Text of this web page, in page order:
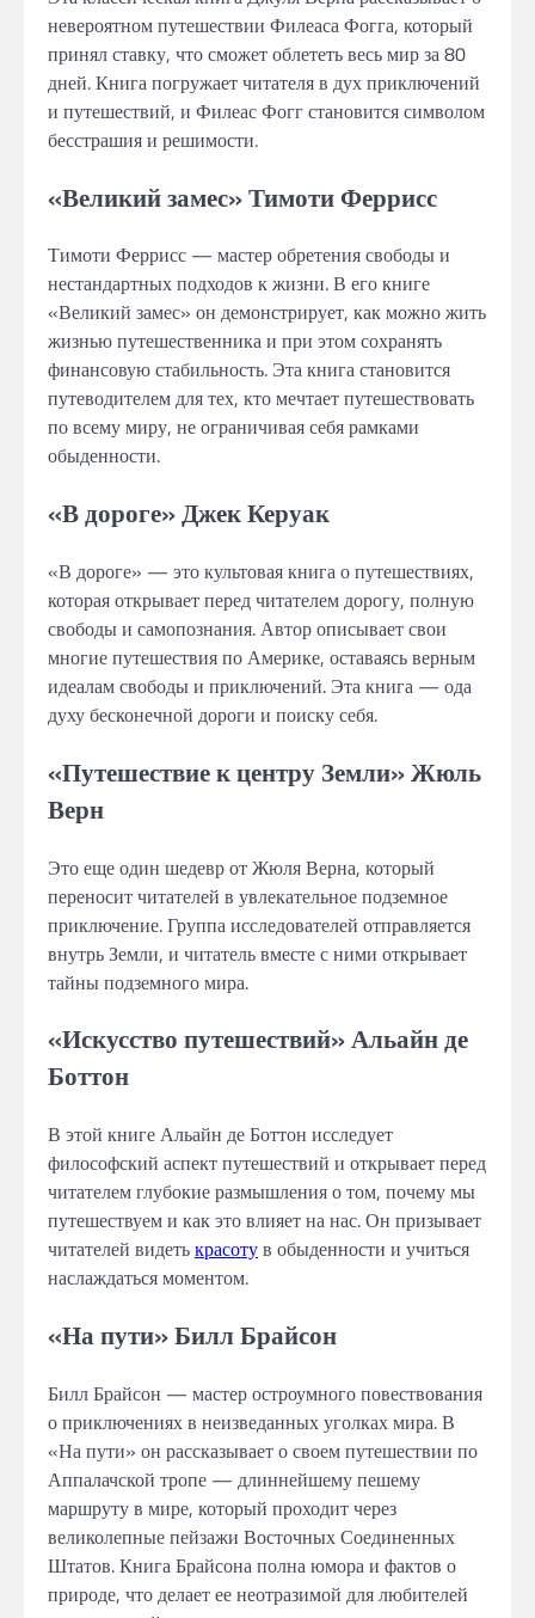
невероятном путешествии Филеаса Фогга, который
принял ставку, что сможет облететь весь мир за 80
дней. Книга погружает читателя в дух приключений
и путешествий, и Филеас Фогг становится символом
бесстрашия и решимости.
«Великий замес» Тимоти Феррисс
Тимоти Феррисс — мастер обретения свободы и
нестандартных подходов к жизни. В его книге
«Великий замес» он демонстрирует, как можно жить
жизнью путешественника и при этом сохранять
финансовую стабильность. Эта книга становится
путеводителем для тех, кто мечтает путешествовать
по всему миру, не ограничивая себя рамками
обыденности.
«В дороге» Джек Керуак
«В дороге» — это культовая книга о путешествиях,
которая открывает перед читателем дорогу, полную
свободы и самопознания. Автор описывает свои
многие путешествия по Америке, оставаясь верным
идеалам свободы и приключений. Эта книга — ода
духу бесконечной дороги и поиску себя.
«Путешествие к центру Земли» Жюль
Верн
Это еще один шедевр от Жюля Верна, который
переносит читателей в увлекательное подземное
приключение. Группа исследователей отправляется
внутрь Земли, и читатель вместе с ними открывает
тайны подземного мира.
«Искусство путешествий» Альайн де
Боттон
В этой книге Альайн де Боттон исследует
философский аспект путешествий и открывает перед
читателем глубокие размышления о том, почему мы
путешествуем и как это влияет на нас. Он призывает
читателей видетькрасотув обыденности и учиться
наслаждаться моментом.
«На пути» Билл Брайсон
Билл Брайсон — мастер остроумного повествования
о приключениях в неизведанных уголках мира. В
«На пути» он рассказывает о своем путешествии по
Аппалачской тропе — длиннейшему пешему
маршруту в мире, который проходит через
великолепные пейзажи Восточных Соединенных
Штатов. Книга Брайсона полна юмора и фактов о
природе, что делает ее неотразимой для любителей